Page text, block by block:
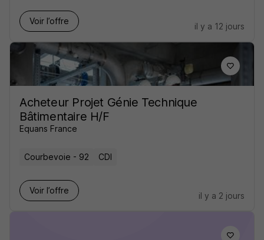
Voir l’offre
il y a 12 jours
Acheteur Projet Génie Technique
Bâtimentaire H/F
Equans France
Courbevoie - 92 CDI
Voir l’offre
il y a 2 jours